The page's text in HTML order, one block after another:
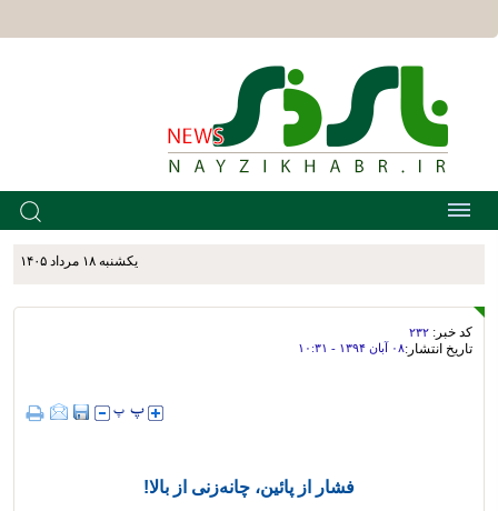
يکشنبه ۱۸ مرداد ۱۴۰۵
کد خبر: ۲۳۲
تاریخ انتشار:۰۸ آبان ۱۳۹۴ - ۱۰:۳۱
فشار از پائین، چانه‌زنی از بالا!